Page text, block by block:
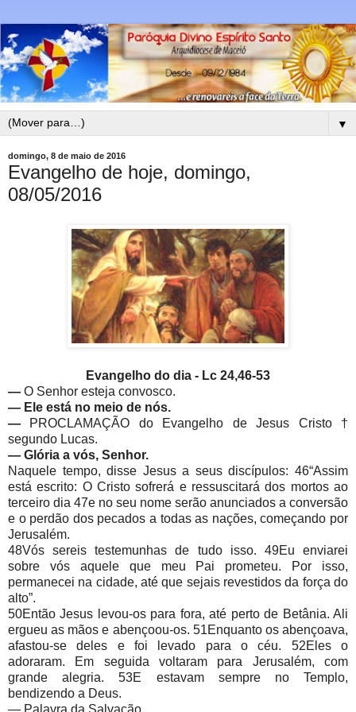
▼
domingo, 8 de maio de 2016
Evangelho de hoje, domingo,
08/05/2016
Evangelho do dia - Lc 24,46-53
— O Senhor esteja convosco.
— Ele está no meio de nós.
— PROCLAMAÇÃO do Evangelho de Jesus Cristo †
segundo Lucas.
— Glória a vós, Senhor.
Naquele tempo, disse Jesus a seus discípulos: 46“Assim
está escrito: O Cristo sofrerá e ressuscitará dos mortos ao
terceiro dia 47e no seu nome serão anunciados a conversão
e o perdão dos pecados a todas as nações, começando por
Jerusalém.
48Vós sereis testemunhas de tudo isso. 49Eu enviarei
sobre vós aquele que meu Pai prometeu. Por isso,
permanecei na cidade, até que sejais revestidos da força do
alto”.
50Então Jesus levou-os para fora, até perto de Betânia. Ali
ergueu as mãos e abençoou-os. 51Enquanto os abençoava,
afastou-se deles e foi levado para o céu. 52Eles o
adoraram. Em seguida voltaram para Jerusalém, com
grande alegria. 53E estavam sempre no Templo,
bendizendo a Deus.